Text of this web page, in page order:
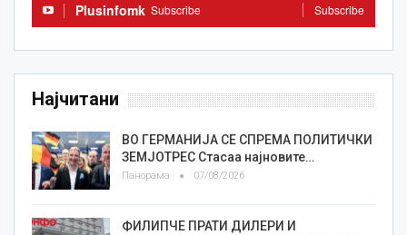
Plusinfomk Subscribe Subscribe
Најчитани
ВО ГЕРМАНИЈА СЕ СПРЕМА ПОЛИТИЧКИ
ЗЕМЈОТРЕС Стасаа најновите…
Панорама 07/08/2026
ФИЛИПЧЕ ПРАТИ ДИЛЕРИ И